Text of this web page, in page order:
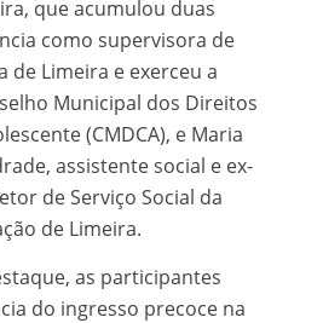
que acumulou duas
como supervisora de
de Limeira e exerceu a
Municipal dos Direitos
(CMDCA), e Maria
assistente social e ex-
de Serviço Social da
de Limeira.
as participantes
do ingresso precoce na